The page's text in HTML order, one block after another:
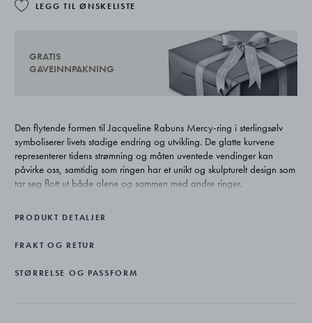
LEGG TIL ØNSKELISTE
GRATIS
GAVEINNPAKNING
Den flytende formen til Jacqueline Rabuns Mercy-ring i sterlingsølv
symboliserer livets stadige endring og utvikling. De glatte kurvene
representerer tidens strømning og måten uventede vendinger kan
påvirke oss, samtidig som ringen har et unikt og skulpturelt design som
tar seg flott ut både alene og sammen med andre ringer.
PRODUKT DETALJER
FRAKT OG RETUR
STØRRELSE OG PASSFORM